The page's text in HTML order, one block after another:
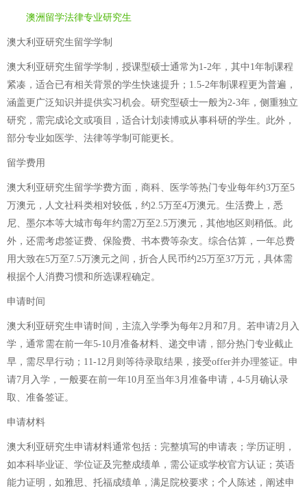
澳洲留学法律专业研究生
澳大利亚研究生留学学制
澳大利亚研究生留学学制，授课型硕士通常为1-2年，其中1年制课程
紧凑，适合已有相关背景的学生快速提升；1.5-2年制课程更为普遍，
涵盖更广泛知识并提供实习机会。研究型硕士一般为2-3年，侧重独立
研究，需完成论文或项目，适合计划读博或从事科研的学生。此外，
部分专业如医学、法律等学制可能更长。
留学费用
澳大利亚研究生留学学费方面，商科、医学等热门专业每年约3万至5
万澳元，人文社科类相对较低，约2.5万至4万澳元。生活费上，悉
尼、墨尔本等大城市每年约需2万至2.5万澳元，其他地区则稍低。此
外，还需考虑签证费、保险费、书本费等杂支。综合估算，一年总费
用大致在5万至7.5万澳元之间，折合人民币约25万至37万元，具体需
根据个人消费习惯和所选课程确定。
申请时间
澳大利亚研究生申请时间，主流入学季为每年2月和7月。若申请2月入
学，通常需在前一年5-10月准备材料、递交申请，部分热门专业截止
早，需尽早行动；11-12月则等待录取结果，接受offer并办理签证。申
请7月入学，一般要在前一年10月至当年3月准备申请，4-5月确认录
取、准备签证。
申请材料
澳大利亚研究生申请材料通常包括：完整填写的申请表；学历证明，
如本科毕业证、学位证及完整成绩单，需公证或学校官方认证；英语
能力证明，如雅思、托福成绩单，满足院校要求；个人陈述，阐述申